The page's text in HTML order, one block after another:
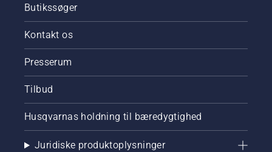
Butikssøger
Kontakt os
Presserum
Tilbud
Husqvarnas holdning til bæredygtighed
Juridiske produktoplysninger